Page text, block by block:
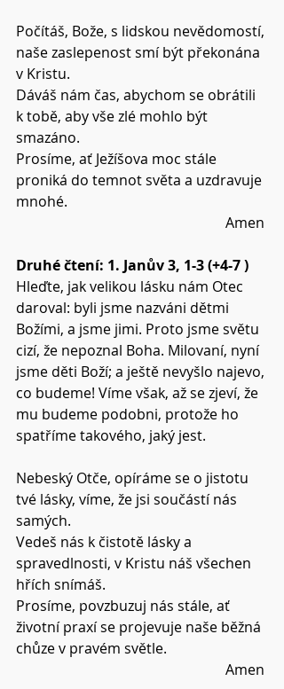
Počítáš, Bože, s lidskou nevědomostí,
naše zaslepenost smí být překonána
v Kristu.
Dáváš nám čas, abychom se obrátili
k tobě, aby vše zlé mohlo být
smazáno.
Prosíme, ať Ježíšova moc stále
proniká do temnot světa a uzdravuje
mnohé.
Amen
Druhé čtení: 1. Janův 3, 1-3 (+4-7 )
Hleďte, jak velikou lásku nám Otec
daroval: byli jsme nazváni dětmi
Božími, a jsme jimi. Proto jsme světu
cizí, že nepoznal Boha. Milovaní, nyní
jsme děti Boží; a ještě nevyšlo najevo,
co budeme! Víme však, až se zjeví, že
mu budeme podobni, protože ho
spatříme takového, jaký jest.
Nebeský Otče, opíráme se o jistotu
tvé lásky, víme, že jsi součástí nás
samých.
Vedeš nás k čistotě lásky a
spravedlnosti, v Kristu náš všechen
hřích snímáš.
Prosíme, povzbuzuj nás stále, ať
životní praxí se projevuje naše běžná
chůze v pravém světle.
Amen